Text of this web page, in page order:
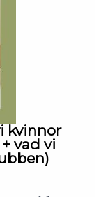
kvinnor
vad vi